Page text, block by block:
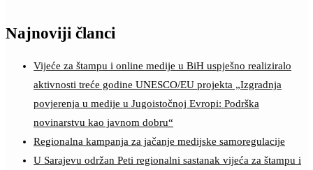
Najnoviji članci
Vijeće za štampu i online medije u BiH uspješno realiziralo
aktivnosti treće godine UNESCO/EU projekta „Izgradnja
povjerenja u medije u Jugoistočnoj Evropi: Podrška
novinarstvu kao javnom dobru“
Regionalna kampanja za jačanje medijske samoregulacije
U Sarajevu održan Peti regionalni sastanak vijeća za štampu i